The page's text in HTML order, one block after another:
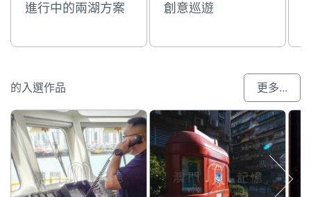
進行中的兩湖方案 創意巡遊
的入選作品 更多...